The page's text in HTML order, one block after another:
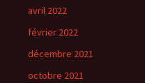
avril 2022
février 2022
décembre 2021
octobre 2021